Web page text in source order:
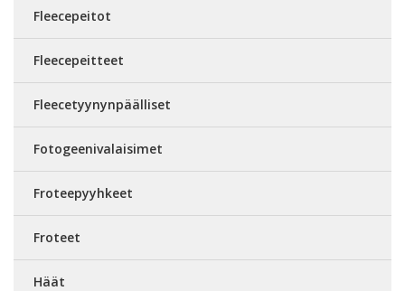
Fleecepeitot
Fleecepeitteet
Fleecetyynynpäälliset
Fotogeenivalaisimet
Froteepyyhkeet
Froteet
Häät